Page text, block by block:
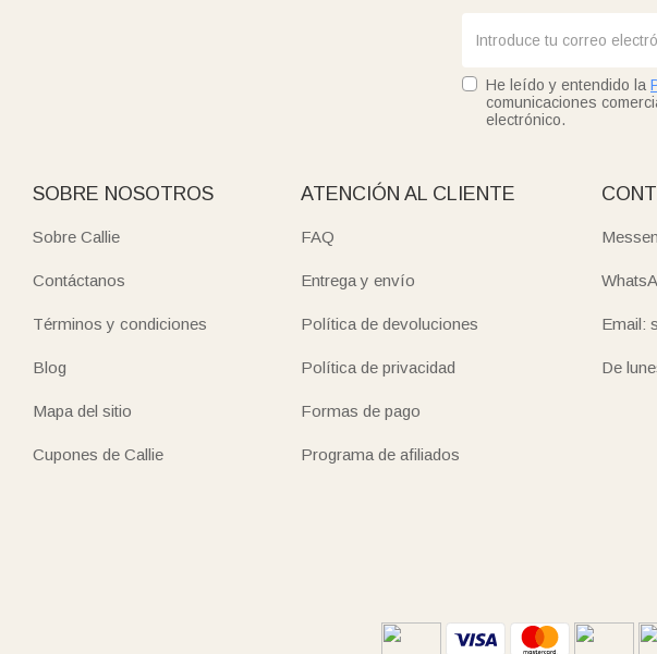
He leído y entendido la
comunicaciones
electrónico.
SOBRE NOSOTROS
Sobre Callie
Contáctanos
Términos y condiciones
Blog
Mapa del sitio
Cupones de Callie
ATENCIÓN AL CLIENTE
FAQ
Entrega y envío
Política de devoluciones
Política de privacidad
Formas de pago
Programa de afiliados
Email:
De